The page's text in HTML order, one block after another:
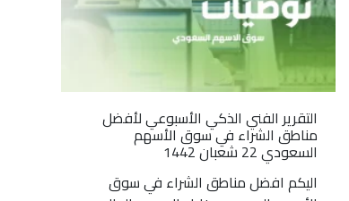
التقرير الفني الذكي الأسبوعي لأفضل
مناطق الشراء في سوق الأسهم
السعودي 22 شعبان 1442
اليكم افضل مناطق الشراء في سوق